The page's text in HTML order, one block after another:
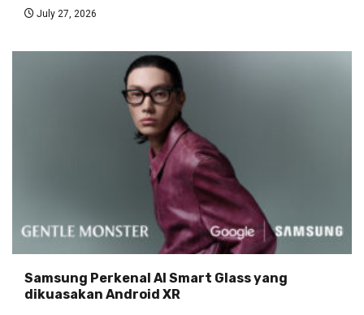
July 27, 2026
Samsung Perkenal AI Smart Glass yang
dikuasakan Android XR